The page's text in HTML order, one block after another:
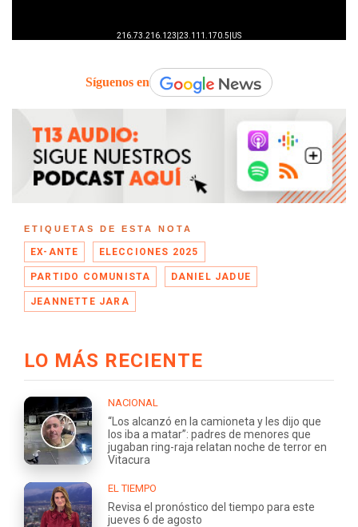
Síguenos en
ETIQUETAS DE ESTA NOTA
EX-ANTE ELECCIONES 2025
PARTIDO COMUNISTA DANIEL JADUE
JEANNETTE JARA
LO MÁS RECIENTE
NACIONAL
“Los alcanzó en la camioneta y les dijo que
los iba a matar”: padres de menores que
jugaban ring-raja relatan noche de terror en
Vitacura
EL TIEMPO
Revisa el pronóstico del tiempo para este
jueves 6 de agosto